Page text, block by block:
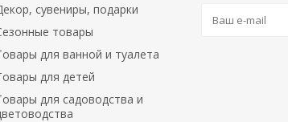
сувениры, подарки
товары
для ванной и туалета
для детей
для садоводства и